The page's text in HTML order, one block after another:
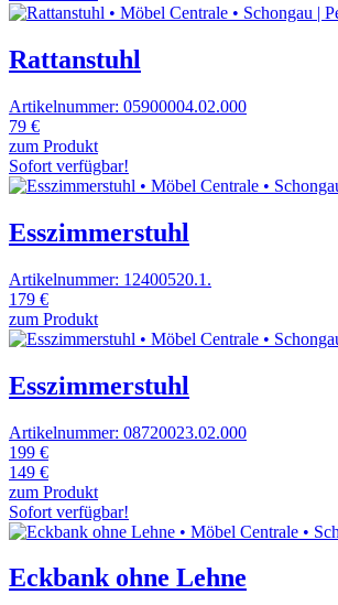
Rattanstuhl
Artikelnummer: 05900004.02.000
79 €
zum Produkt
Sofort verfügbar!
Esszimmerstuhl
Artikelnummer: 12400520.1.
179 €
zum Produkt
Esszimmerstuhl
Artikelnummer: 08720023.02.000
199 €
149 €
zum Produkt
Sofort verfügbar!
Eckbank ohne Lehne